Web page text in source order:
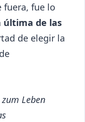
fuera, fue lo
última de las
de elegir la
Leben